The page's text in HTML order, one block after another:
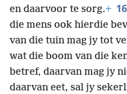
en daarvoor te sorg.+ 16
die mens ook hierdie
van die tuin mag jy tot
wat die boom van die
betref, daarvan mag jy
daarvan eet, sal jy